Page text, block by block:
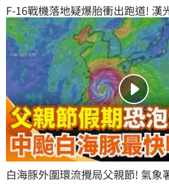
F-16戰機落地疑爆胎衝出跑道! 漢
態! 嘉義雷雨過大 跑道濕滑"落地
三立新聞網 SETN.com
白海豚外圍環流攪局父親節! 氣象